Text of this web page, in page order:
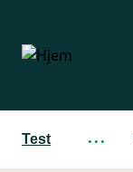
hovedindhold
Test ···